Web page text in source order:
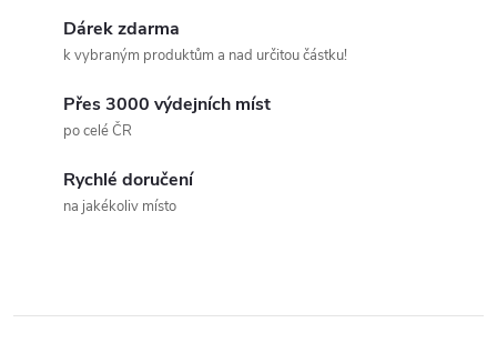
Dárek zdarma
k vybraným produktům a nad určitou částku!
Přes 3000 výdejních míst
po celé ČR
Rychlé doručení
na jakékoliv místo